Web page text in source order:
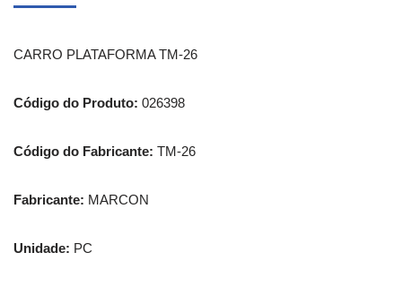
CARRO PLATAFORMA TM-26
Código do Produto: 026398
Código do Fabricante: TM-26
Fabricante: MARCON
Unidade: PC